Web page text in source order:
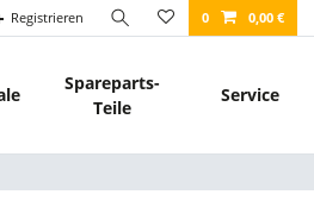
Registrieren 0 0,00 €
Spareparts-
Teile
Service